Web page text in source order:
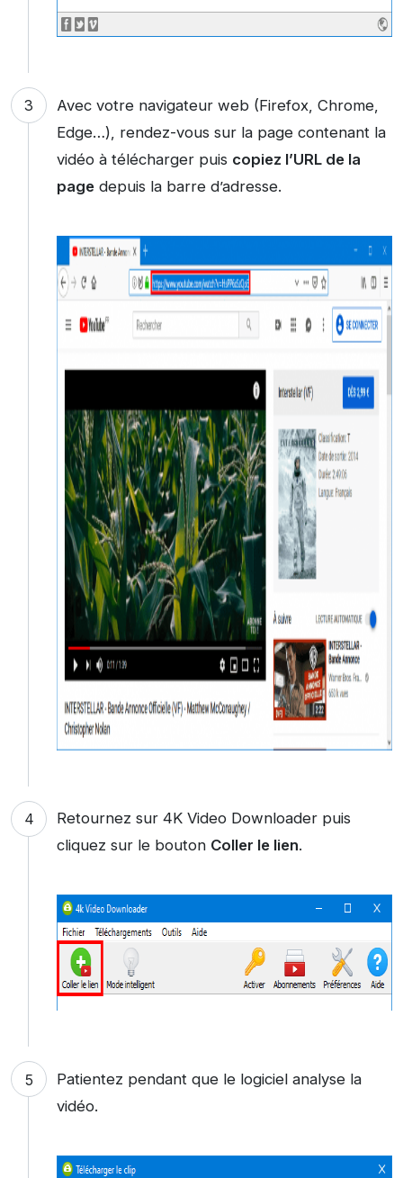
Avec votre navigateur web (Firefox, Chrome,
Edge…), rendez-vous sur la page contenant la
vidéo à télécharger puis copiez l’URL de la
pagedepuis la barre d’adresse.
Retournez sur 4K Video Downloader puis
cliquez sur le bouton Coller le lien.
Patientez pendant que le logiciel analyse la
vidéo.